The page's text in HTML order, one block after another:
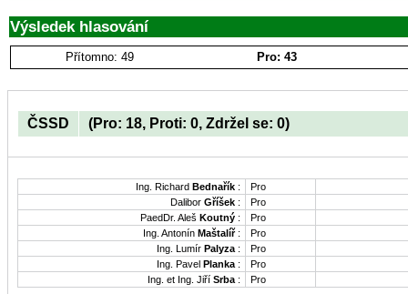
Výsledek hlasování
Přítomno: 49 Pro: 43
ČSSD (Pro: 18, Proti: 0, Zdržel se: 0)
Ing. Richard Bednařík :
Pro
Dalibor Gříšek :
Pro
PaedDr. Aleš Koutný :
Pro
Ing. Antonín Maštalíř:
Pro
Ing. Lumír Palyza :
Pro
Ing. Pavel Planka :
Pro
Ing. et Ing. Jiří Srba : Pro